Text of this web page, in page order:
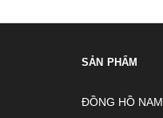
SẢN PHẨM
ĐỒNG HỒ NAM